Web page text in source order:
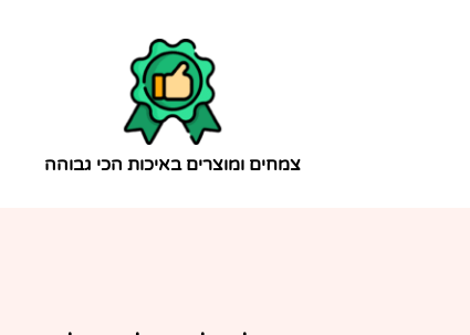
צמחים ומוצרים באיכות הכי גבוהה